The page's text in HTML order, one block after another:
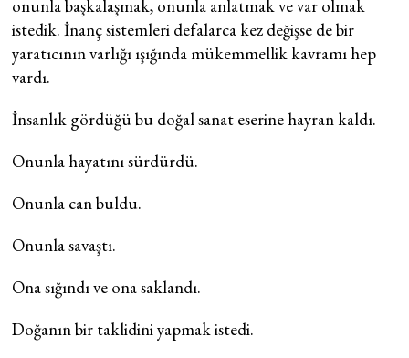
onunla başkalaşmak, onunla anlatmak ve var olmak
istedik. İnanç sistemleri defalarca kez değişse de bir
yaratıcının varlığı ışığında mükemmellik kavramı hep
vardı.
İnsanlık gördüğü bu doğal sanat eserine hayran kaldı.
Onunla hayatını sürdürdü.
Onunla can buldu.
Onunla savaştı.
Ona sığındı ve ona saklandı.
Doğanın bir taklidini yapmak istedi.